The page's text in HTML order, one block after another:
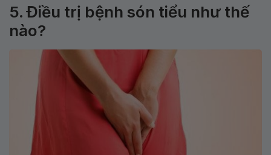
5. Điều trị bệnh són tiểu như thế
nào?